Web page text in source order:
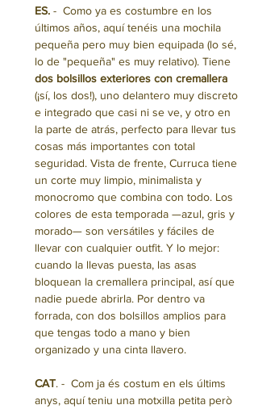
ES. - Como ya es costumbre en los
últimos años, aquí tenéis una mochila
pequeña pero muy bien equipada (lo sé,
lo de "pequeña" es muy relativo). Tiene
dos bolsillos exteriores con cremallera
(¡sí, los dos!), uno delantero muy discreto
e integrado que casi ni se ve, y otro en
la parte de atrás, perfecto para llevar tus
cosas más importantes con total
seguridad. Vista de frente, Curruca tiene
un corte muy limpio, minimalista y
monocromo que combina con todo. Los
colores de esta temporada —azul, gris y
morado— son versátiles y fáciles de
llevar con cualquier outfit. Y lo mejor:
cuando la llevas puesta, las asas
bloquean la cremallera principal, así que
nadie puede abrirla. Por dentro va
forrada, con dos bolsillos amplios para
que tengas todo a mano y bien
organizado y una cinta llavero.
CAT. - Com ja és costum en els últims
anys, aquí teniu una motxilla petita però